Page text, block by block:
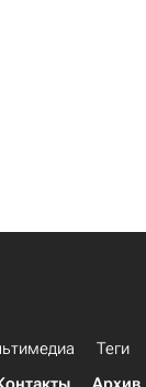
Теги